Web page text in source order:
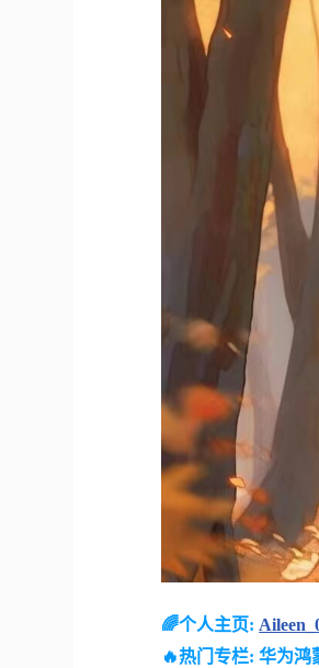
🌈个人主页:
🔥热门专栏:华为鸿